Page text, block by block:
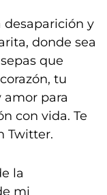
desaparición y
donde sea
que
tu
amor para
con vida. Te
Twitter.
la
mi